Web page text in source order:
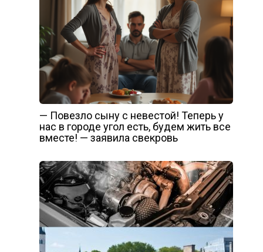
— Повезло сыну с невестой! Теперь у
нас в городе угол есть, будем жить все
вместе! — заявила свекровь